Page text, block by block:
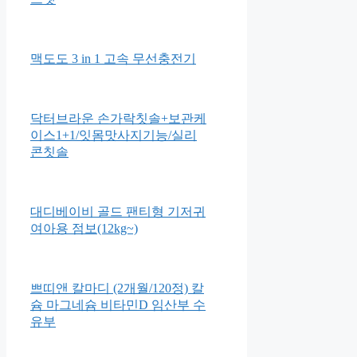
맥도도 3 in 1 고속 무선충전기
닥터브라운 손가락칫솔+보관케
이스1+1/잇몸맛사지기능/실리
콘칫솔
대디베이비 골드 팬티형 기저귀
여아용 점보(12kg~)
쁘띠앤 칼마디 (2개월/120정) 칼
슘 마그네슘 비타민D 임산부 수
유부